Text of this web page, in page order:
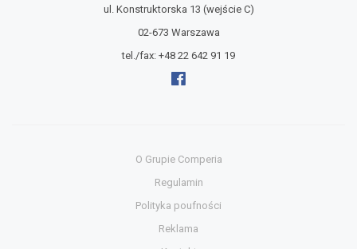
ul. Konstruktorska 13 (wejście C)
02-673 Warszawa
tel./fax: +48 22 642 91 19
O Grupie Comperia
Regulamin
Polityka poufności
Reklama